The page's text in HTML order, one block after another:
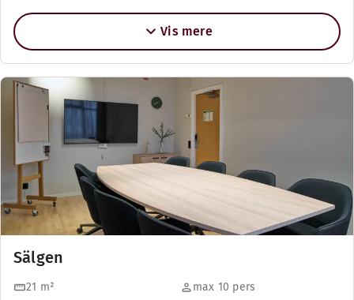
Vis mere
Sälgen
21 m² max 10 pers